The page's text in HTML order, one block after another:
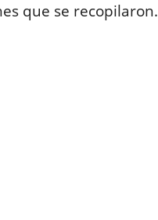
que se recopilaron.